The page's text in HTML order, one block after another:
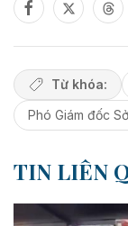
Từ khóa:
Phó Giám đốc
TIN LIÊN